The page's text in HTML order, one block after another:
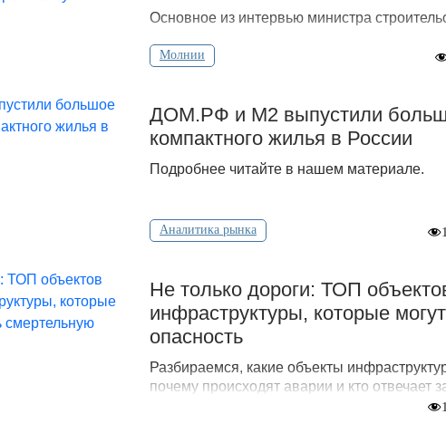
Основное из интервью министра
Молнии
ДOМ.PФ и М2 выпустили
компактного жилья в России
Подробнее читайте в нашем материале.
Аналитика рынка
Не только дороги: ТОП
инфраструктуры, которые
опасность
Разбираемся, какие объекты
почему происходят аварии и кто отвечает